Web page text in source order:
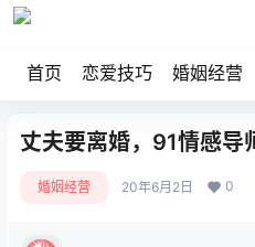
首页 恋爱技巧 婚姻经营
丈夫要离婚，91情感导
婚姻经营 20年6月2日 0